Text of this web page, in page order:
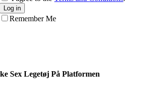
Log in
Remember Me
Sex Legetøj På Platformen